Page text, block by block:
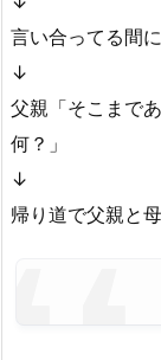
言い合ってる間
↓
父親「そこまで
何？」
↓
帰り道で父親と